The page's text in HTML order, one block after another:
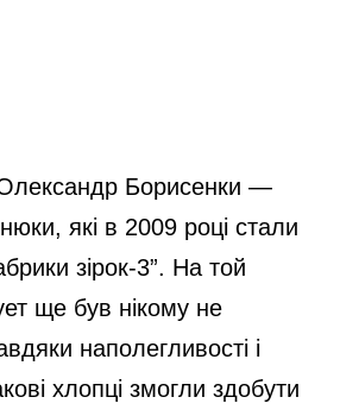
Борисенки —
які в 2009 році стали
зірок-3”. На той
ще був нікому не
наполегливості і
хлопці змогли здобути